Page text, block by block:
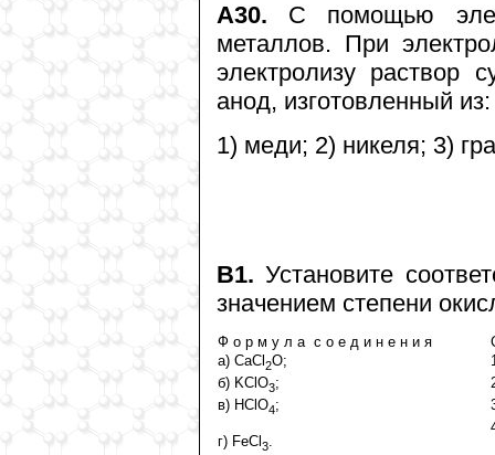
А30. С помощью
металлов. При
электролизу раствор
анод, изготовленный из:
1) меди; 2) никеля; 3)
В1. Установите
значением степени
Ф о р м у л а с о е д и н е н и я
а) CaCl 2O;
б) KClO3;
в) HClO4;
г) FeCl 3.